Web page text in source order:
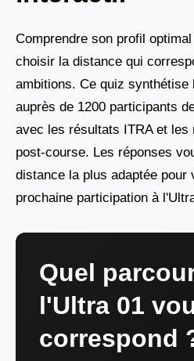
Comprendre son profil
choisir la distance qui
ambitions. Ce quiz synthétise
auprès de 1200 participants
avec les résultats ITRA et les
post-course. Les réponses
distance la plus adaptée pour
prochaine participation à
Quel
l'Ultra 01
correspond